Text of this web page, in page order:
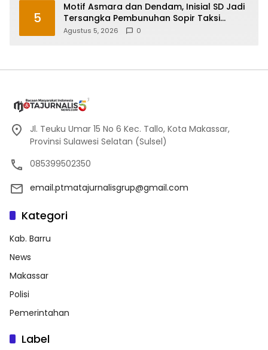
5
Motif Asmara dan Dendam, Inisial SD Jadi
Tersangka Pembunuhan Sopir Taksi
Online di Maros
Agustus 5, 2026 0
Jl. Teuku Umar 15 No 6 Kec. Tallo, Kota Makassar,
Provinsi Sulawesi Selatan (Sulsel)
085399502350
email.ptmatajurnalisgrup@gmail.com
Kategori
Kab. Barru
News
Makassar
Polisi
Pemerintahan
Label